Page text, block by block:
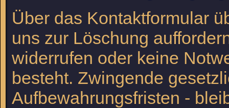
Über das Kontaktformular
uns zur Löschung
widerrufen oder keine
besteht. Zwingende
Aufbewahrungsfristen -